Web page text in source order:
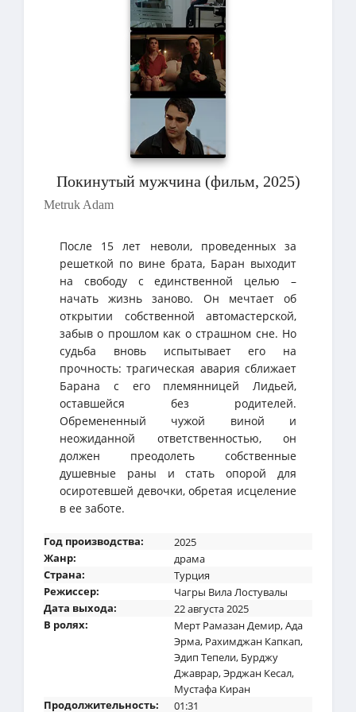
Покинутый мужчина (фильм, 2025)
Metruk Adam
После 15 лет неволи, проведенных за
решеткой по вине брата, Баран выходит
на свободу с единственной целью –
начать жизнь заново. Он мечтает об
открытии собственной автомастерской,
забыв о прошлом как о страшном сне. Но
судьба вновь испытывает его на
прочность: трагическая авария сближает
Барана с его племянницей Лидьей,
оставшейся без родителей.
Обремененный чужой виной и
неожиданной ответственностью, он
должен преодолеть собственные
душевные раны и стать опорой для
осиротевшей девочки, обретая исцеление
в ее заботе.
Год производства:
2025
Жанр:
драма
Страна:
Турция
Режиссер:
Чагры Вила Лостувалы
Дата выхода:
22 августа 2025
В ролях:
Мерт Рамазан Демир,Ада
Эрма, Рахимджан Капкап,
Эдип Тепели, Бурджу
Джаврар,Эрджан Кесал,
Мустафа Киран
Продолжительность:
01:31